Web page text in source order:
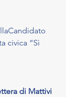
civica “Sì
di Mattivi